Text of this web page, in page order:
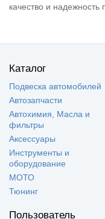
качество и надежность
Каталог
Подвеска автомобилей
Автозапчасти
Автохимия, Масла и
фильтры
Аксессуары
Инструменты и
оборудование
МОТО
Тюнинг
Пользователь